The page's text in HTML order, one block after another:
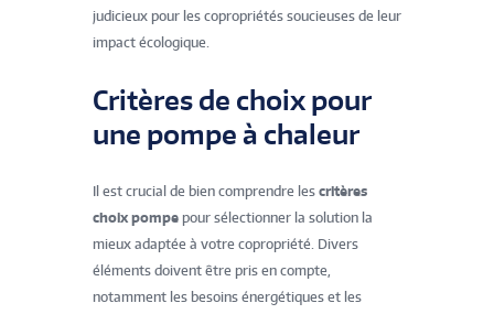
judicieux pour les copropriétés soucieuses de leur
impact écologique.
Critères de choix pour
une pompe à chaleur
Il est crucial de bien comprendre les critères
choix pompe pour sélectionner la solution la
mieux adaptée à votre copropriété. Divers
éléments doivent être pris en compte,
notamment les besoins énergétiques et les